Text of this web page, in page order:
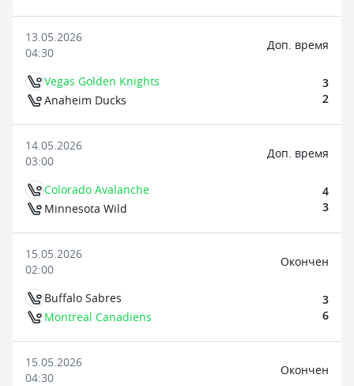
13.05.2026
04:30
Vegas Golden Knights
Anaheim Ducks
Доп. время
3
2
14.05.2026
03:00
Colorado Avalanche
Minnesota Wild
Доп. время
4
3
15.05.2026
02:00
Buffalo Sabres
Montreal Canadiens
Oкончен
3
6
15.05.2026
04:30
Oкончен